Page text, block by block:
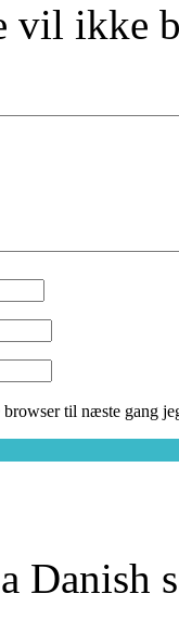
vil ikke
til næste gang
Danish